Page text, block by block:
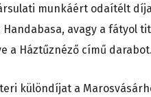
munkáért odaítélt
Handabasa, avagy a fátyol
a Háztűznéző című darabot.
különdíjat a